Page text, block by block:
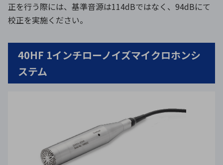
正を行う際には、基準音源は114dBではなく、94dBにて
校正を実施ください。
40HF 1インチローノイズマイクロホンシ
ステム